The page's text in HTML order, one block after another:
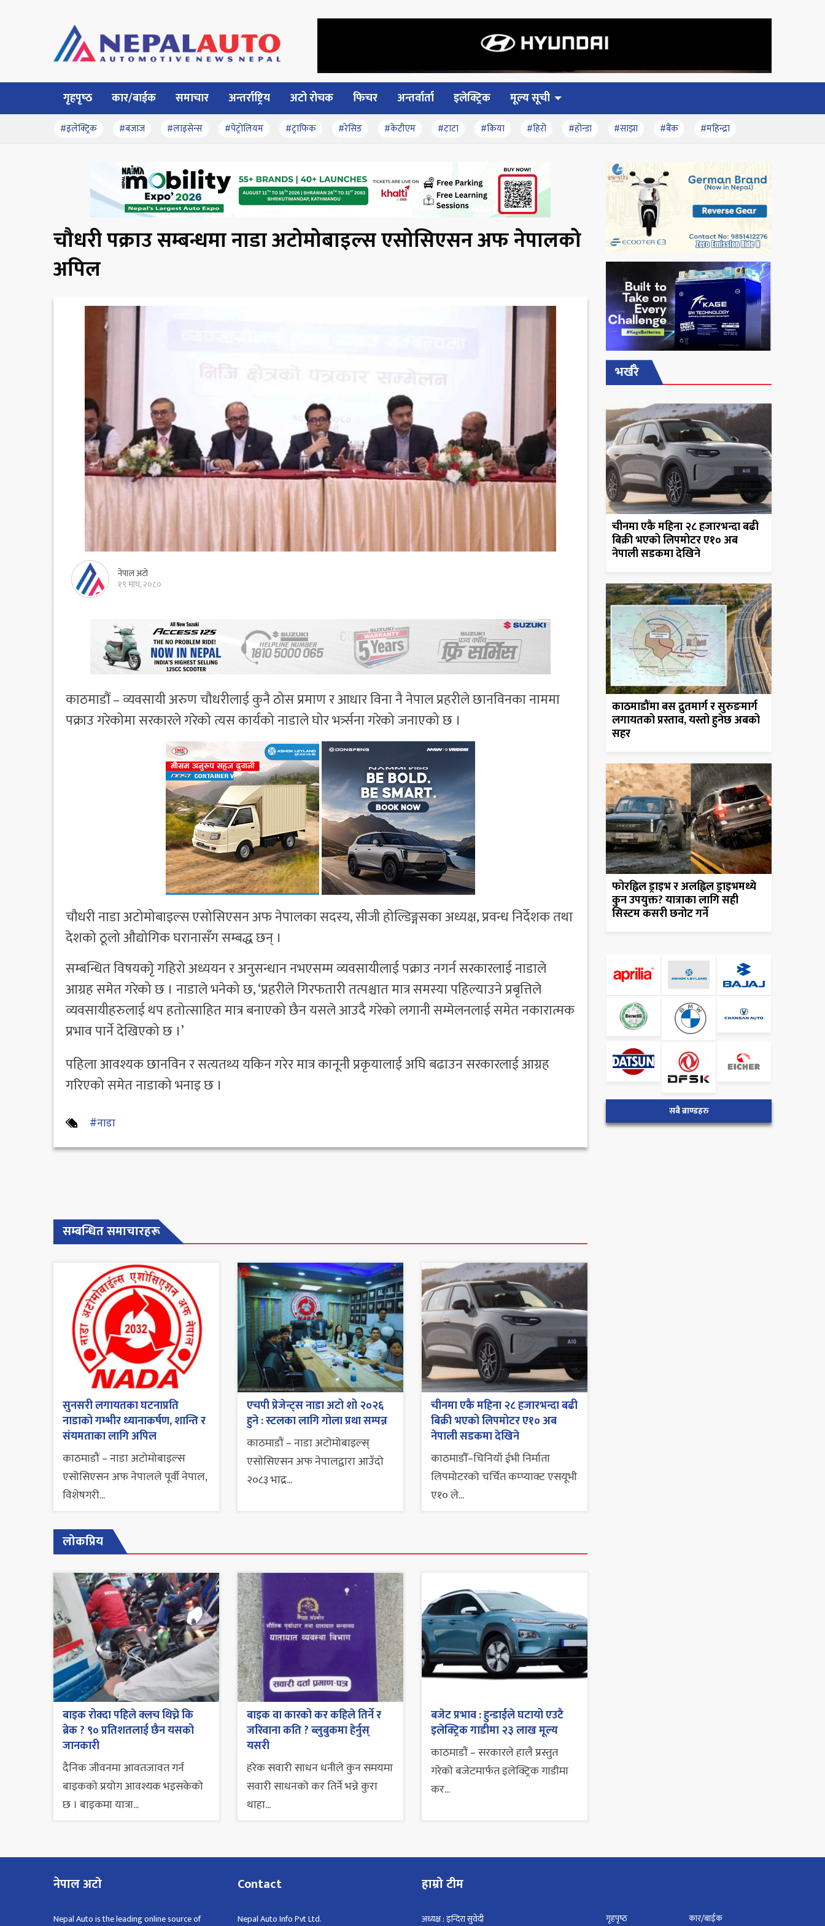
गृहपृष्‍ठ कार/बाईक समाचार अन्तर्राष्ट्रिय अटो रोचक फिचर अन्तर्वार्ता इलेक्ट्रिक मूल्य सूची
#इलेक्ट्रिक #बजाज #लाइसेन्स #पेट्रोलियम #ट्राफिक #रेसिङ #केटीएम #टाटा #किया #हिरो #होन्डा #साझा #बैंक #महिन्द्रा
चौधरी पक्राउ सम्बन्धमा नाडा अटोमोबाइल्स एसोसिएसन अफ नेपालको
अपिल
नेपाल अटो
१९ माघ, २०८०
काठमाडौं – व्यवसायी अरुण चौधरीलाई कुनै ठोस प्रमाण र आधार विना नै नेपाल प्रहरीले छानविनका नाममा
पक्राउ गरेकोमा सरकारले गरेको त्यस कार्यको नाडाले घोर भर्त्र्सना गरेको जनाएको छ ।
चौधरी नाडा अटोमोबाइल्स एसोसिएसन अफ नेपालका सदस्य, सीजी होल्डिङ्गसका अध्यक्ष, प्रवन्ध निर्देशक तथा
देशको ठूलो औद्योगिक घरानासँग सम्बद्ध छन् ।
सम्बन्धित विषयकाृे गहिरो अध्ययन र अनुसन्धान नभएसम्म व्यवसायीलाई पक्राउ नगर्न सरकारलाई नाडाले
आग्रह समेत गरेको छ । नाडाले भनेको छ, ‘प्रहरीले गिरफतारी तत्पश्चात मात्र समस्या पहिल्याउने प्रबृत्तिले
व्यवसायीहरुलाई थप हतोत्साहित मात्र बनाएको छैन यसले आउदै गरेको लगानी सम्मेलनलाई समेत नकारात्मक
प्रभाव पार्ने देखिएको छ ।’
पहिला आवश्यक छानविन र सत्यतथ्य यकिन गरेर मात्र कानूनी प्रकृयालाई अघि बढाउन सरकारलाई आग्रह
गरिएको समेत नाडाको भनाइ छ ।
#नाडा
सम्बन्धित समाचारहरू
सुनसरी लगायतका घटनाप्रति
नाडाको गम्भीर ध्यानाकर्षण, शान्ति र
संयमताका लागि अपिल
काठमाडौं – नाडा अटोमोबाइल्स
एसोसिएसन अफ नेपालले पूर्वी नेपाल,
विशेषगरी...
एचपी प्रेजेन्ट्स नाडा अटो शो २०२६
हुने : स्टलका लागि गोला प्रथा सम्पन्न
काठमाडौं – नाडा अटोमोबाइल्स्
एसाेसिएसन अफ नेपालद्वारा आउँदो
२०८३ भाद्र...
चीनमा एकै महिना २८ हजारभन्दा बढी
बिक्री भएको लिपमोटर ए१० अब
नेपाली सडकमा देखिने
काठमाडौँ–चिनियाँ ईभी निर्माता
लिपमोटरको चर्चित कम्प्याक्ट एसयूभी
ए१० ले...
लोकप्रिय
बाइक रोक्दा पहिले क्लच थिच्ने कि
ब्रेक ? ९० प्रतिशतलाई छैन यसको
जानकारी
दैनिक जीवनमा आवतजावत गर्न
बाइकको प्रयोग आवश्यक भइसकेको
छ । बाइकमा यात्रा...
बाइक वा कारको कर कहिले तिर्ने र
जरिवाना कति ? ब्लुबुकमा हेर्नुस्
यसरी
हरेक सवारी साधन धनीले कुन समयमा
सवारी साधनको कर तिर्ने भन्ने कुरा
थाहा...
बजेट प्रभाव : हुन्डाईले घटायो एउटै
इलेक्ट्रिक गाडीमा २३ लाख मूल्य
काठमाडौं – सरकारले हालै प्रस्तुत
गरेको बजेटमार्फत इलेक्ट्रिक गाडीमा
कर...
भर्खरै
चीनमा एकै महिना २८ हजारभन्दा बढी
बिक्री भएको लिपमोटर ए१० अब
नेपाली सडकमा देखिने
काठमाडौंमा बस द्रुतमार्ग र सुरुङमार्ग
लगायतको प्रस्ताव, यस्तो हुनेछ अबको
सहर
फोरह्विल ड्राइभ र अलह्विल ड्राइभमध्ये
कुन उपयुक्त? यात्राका लागि सही
सिस्टम कसरी छनोट गर्ने
सबै ब्राण्डहरु
गृहपृष्‍ठ कार/बाईक
नेपाल अटो
Nepal Auto is the leading online source of
Contact
Nepal Auto Info Pvt Ltd.
हाम्रो टीम
अध्यक्ष : इन्दिरा सुवेदी